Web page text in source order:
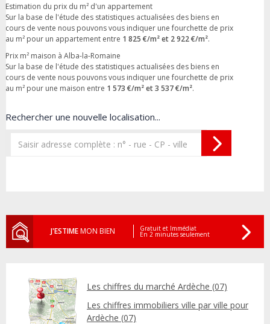
Estimation du prix du m² d'un appartement
Sur la base de l'étude des statistiques actualisées des biens en
cours de vente nous pouvons vous indiquer une fourchette de prix
au m² pour un appartement entre 1 825 €/m² et 2 922 €/m².
Prix m² maison à Alba-la-Romaine
Sur la base de l'étude des statistiques actualisées des biens en
cours de vente nous pouvons vous indiquer une fourchette de prix
au m² pour une maison entre 1 573 €/m² et 3 537 €/m².
Rechercher une nouvelle localisation...
J'ESTIMEMON BIEN Gratuit et Immédiat
En 2 minutes seulement
Les chiffres du marché Ardèche (07)
Les chiffres immobiliers ville par ville pour
Ardèche (07)